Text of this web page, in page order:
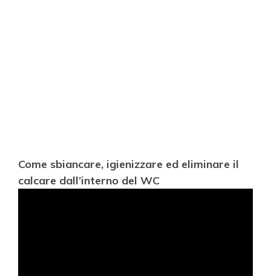
Come sbiancare, igienizzare ed eliminare il
calcare dall’interno del WC